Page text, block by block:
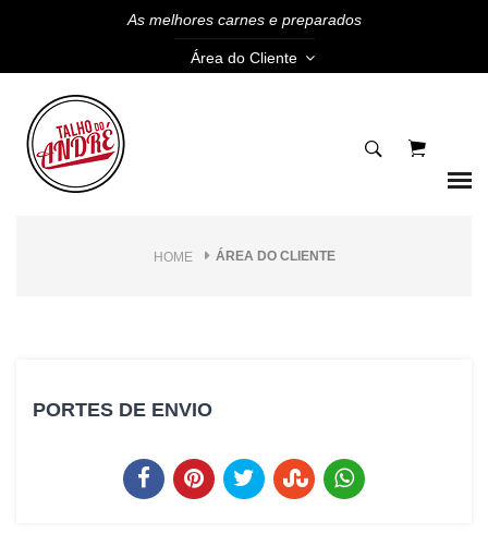
As melhores carnes e preparados
Área do Cliente
HOME ÁREA DO CLIENTE
PORTES DE ENVIO